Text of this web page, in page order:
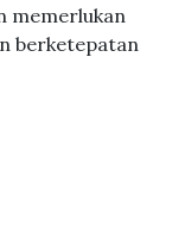
memerlukan
berketepatan